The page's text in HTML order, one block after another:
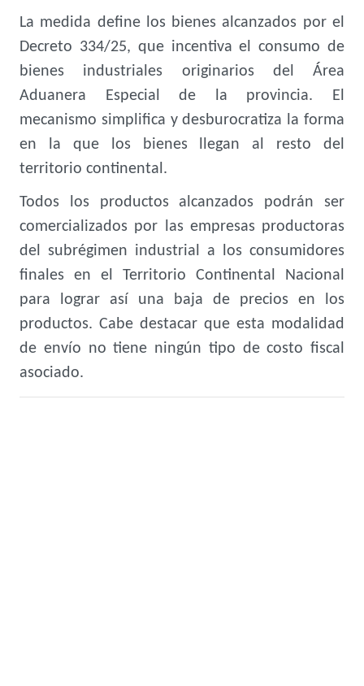
La medida define los bienes alcanzados por el
Decreto 334/25, que incentiva el consumo de
bienes industriales originarios del Área
Aduanera Especial de la provincia. El
mecanismo simplifica y desburocratiza la forma
en la que los bienes llegan al resto del
territorio continental.
Todos los productos alcanzados podrán ser
comercializados por las empresas productoras
del subrégimen industrial a los consumidores
finales en el Territorio Continental Nacional
para lograr así una baja de precios en los
productos. Cabe destacar que esta modalidad
de envío no tiene ningún tipo de costo fiscal
asociado.